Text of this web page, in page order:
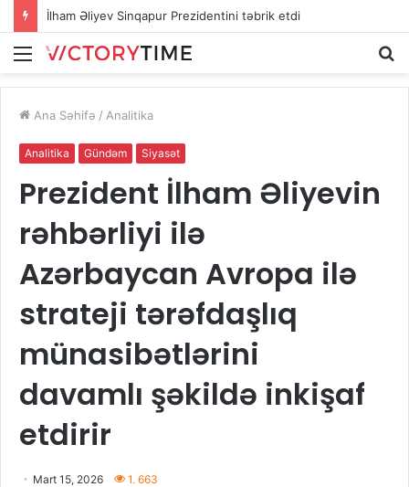
İlham Əliyev Sinqapur Prezidentini təbrik etdi
Menu
Ana Səhifə / Analitika
Analitika Gündəm Siyasət
Prezident İlham Əliyevin
rəhbərliyi ilə
Azərbaycan Avropa ilə
strateji tərəfdaşlıq
münasibətlərini
davamlı şəkildə inkişaf
etdirir
Mart 15, 2026 1. 663